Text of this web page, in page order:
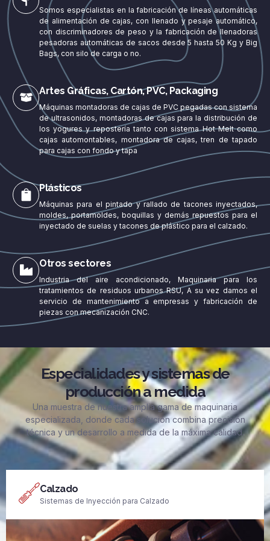
Somos especialistas en la fabricación de líneas automáticas
de alimentación de cajas, con llenado y pesaje automático,
con discriminadores de peso y la fabricación de llenadoras
pesadoras automáticas de sacos desde 5 hasta 50 Kg y Big
Bags, con silo de carga o no.
Artes Gráficas, Cartón, PVC, Packaging
Máquinas montadoras de cajas de PVC pegadas con sistema
de ultrasonidos, montadoras de cajas para la distribución de
los yogures y repostería tanto con sistema Hot Melt como
cajas automontables, montadora de cajas, tren de tapado
para cajas con fondo y tapa
Plásticos
Máquinas para el pintado y rallado de tacones inyectados,
moldes, portamoldes, boquillas y demás repuestos para el
inyectado de suelas y tacones de plástico para el calzado.
Otros sectores
Industria del aire acondicionado, Maquinaria para los
tratamientos de residuos urbanos RSU, A su vez damos el
servicio de mantenimiento a empresas y fabricación de
piezas con mecanización CNC.
Especialidades y sistemas de
producción a medida
Una muestra de nuestra amplia gama de maquinaria
especializada, donde cada solución combina precisión
técnica y un desarrollo a medida de la máxima calidad.
Calzado
Sistemas de Inyección para Calzado